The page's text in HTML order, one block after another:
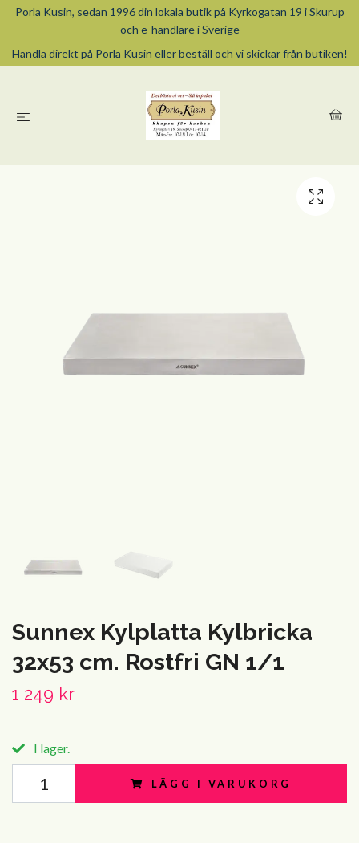
Porla Kusin, sedan 1996 din lokala butik på Kyrkogatan 19 i Skurup
och e-handlare i Sverige
Handla direkt på Porla Kusin eller beställ och vi skickar från butiken!
Sunnex Kylplatta Kylbricka
32x53 cm. Rostfri GN 1/1
1 249 kr
I lager.
LÄGG I VARUKORG